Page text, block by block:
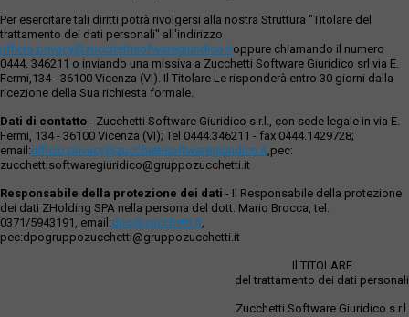
Per esercitare tali diritti potrà rivolgersi alla nostra Struttura "Titolare del
trattamento dei dati personali" all'indirizzo
ufficio.privacy@zucchettisofwaregiuridico.itoppure chiamando il numero
0444. 346211 o inviando una missiva a Zucchetti Software Giuridico srl via E.
Fermi,134 - 36100 Vicenza (VI). Il Titolare Le risponderà entro 30 giorni dalla
ricezione della Sua richiesta formale.
Dati di contatto - Zucchetti Software Giuridico s.r.l., con sede legale in via E.
Fermi, 134 - 36100 Vicenza (VI); Tel 0444.346211 - fax 0444.1429728;
email:ufficio.privacy@zucchettisoftwaregiuridico.it,pec:
zucchettisoftwaregiuridico@gruppozucchetti.it
Responsabile della protezione dei dati - Il Responsabile della protezione
dei dati ZHolding SPA nella persona del dott. Mario Brocca, tel.
0371/5943191, email:dpo@zucchetti.it,
pec:dpogruppozucchetti@gruppozucchetti.it
Il TITOLARE
del trattamento dei dati personali
Zucchetti Software Giuridico s.r.l.